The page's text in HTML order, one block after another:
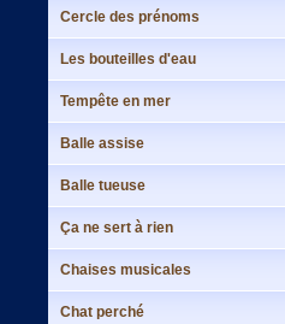
Cercle des prénoms
Les bouteilles d'eau
Tempête en mer
Balle assise
Balle tueuse
Ça ne sert à rien
Chaises musicales
Chat perché